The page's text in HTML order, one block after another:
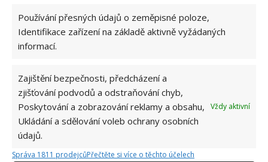
Používání přesných údajů o zeměpisné poloze,
Identifikace zařízení na základě aktivně vyžádaných
informací.
Zajištění bezpečnosti, předcházení a
zjišťování podvodů a odstraňování chyb,
Poskytování a zobrazování reklamy a obsahu,
Ukládání a sdělování voleb ochrany osobních
údajů.
Vždy aktivní
Správa 1811 prodejcůPřečtěte si více o těchto účelech